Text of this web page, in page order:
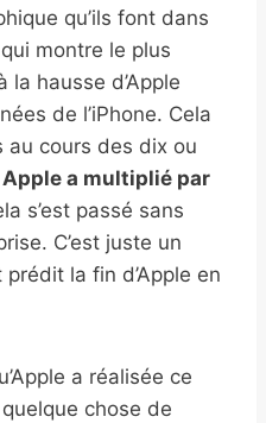
qu’ils font dans
qui montre le plus
hausse d’Apple
de l’iPhone. Cela
au cours des dix ou
Apple a multiplié par
s’est passé sans
C’est juste un
la fin d’Apple en
a réalisée ce
chose de